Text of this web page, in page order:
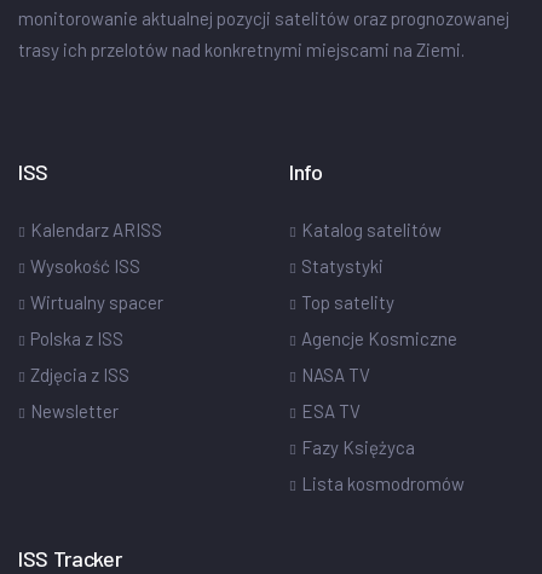
monitorowanie aktualnej pozycji satelitów oraz prognozowanej
trasy ich przelotów nad konkretnymi miejscami na Ziemi.
ISS
Kalendarz ARISS
Wysokość ISS
Wirtualny spacer
Polska z ISS
Zdjęcia z ISS
Newsletter
Info
Katalog satelitów
Statystyki
Top satelity
Agencje Kosmiczne
NASA TV
ESA TV
Fazy Księżyca
Lista kosmodromów
ISS Tracker